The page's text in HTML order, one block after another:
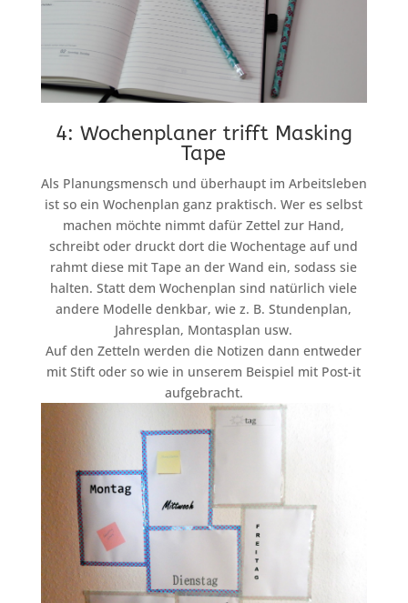
4: Wochenplaner trifft Masking
Tape
Als Planungsmensch und überhaupt im Arbeitsleben
ist so ein Wochenplan ganz praktisch. Wer es selbst
machen möchte nimmt dafür Zettel zur Hand,
schreibt oder druckt dort die Wochentage auf und
rahmt diese mit Tape an der Wand ein, sodass sie
halten. Statt dem Wochenplan sind natürlich viele
andere Modelle denkbar, wie z. B. Stundenplan,
Jahresplan, Montasplan usw.
Auf den Zetteln werden die Notizen dann entweder
mit Stift oder so wie in unserem Beispiel mit Post-it
aufgebracht.